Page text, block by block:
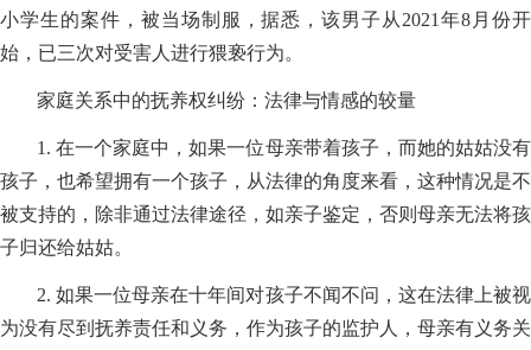
小学生的案件，被当场制服，据悉，该男子从2021年8月份开
始，已三次对受害人进行猥亵行为。
家庭关系中的抚养权纠纷：法律与情感的较量
1. 在一个家庭中，如果一位母亲带着孩子，而她的姑姑没有
孩子，也希望拥有一个孩子，从法律的角度来看，这种情况是不
被支持的，除非通过法律途径，如亲子鉴定，否则母亲无法将孩
子归还给姑姑。
2. 如果一位母亲在十年间对孩子不闻不问，这在法律上被视
为没有尽到抚养责任和义务，作为孩子的监护人，母亲有义务关